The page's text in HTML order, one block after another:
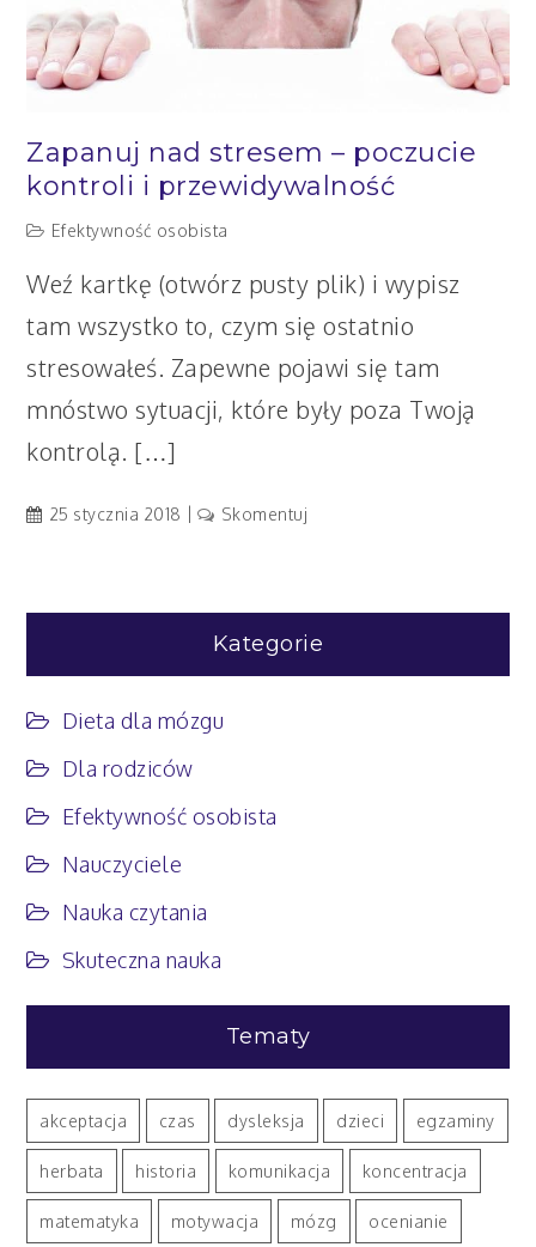
Zapanuj nad stresem – poczucie
kontroli i przewidywalność
Efektywność osobista
Weź kartkę (otwórz pusty plik) i wypisz
tam wszystko to, czym się ostatnio
stresowałeś. Zapewne pojawi się tam
mnóstwo sytuacji, które były poza Twoją
kontrolą. […]
25 stycznia 2018 Skomentuj
poczucie
Kategorie
Dieta dla mózgu
Dla rodziców
Efektywność osobista
Nauczyciele
Nauka czytania
Skuteczna nauka
Tematy
akceptacja czas dysleksja dzieci egzaminy
herbata historia komunikacja koncentracja
matematyka motywacja mózg ocenianie